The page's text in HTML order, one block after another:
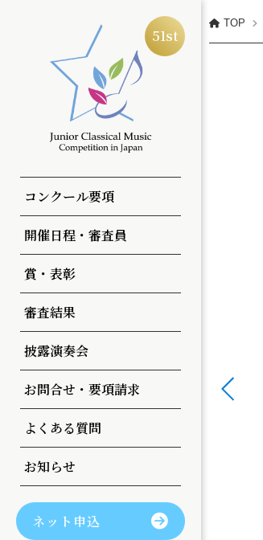
51st
コンクール要項
開催日程・審査員
賞・表彰
審査結果
披露演奏会
お問合せ・要項請求
よくある質問
お知らせ
ネット申込
TOP